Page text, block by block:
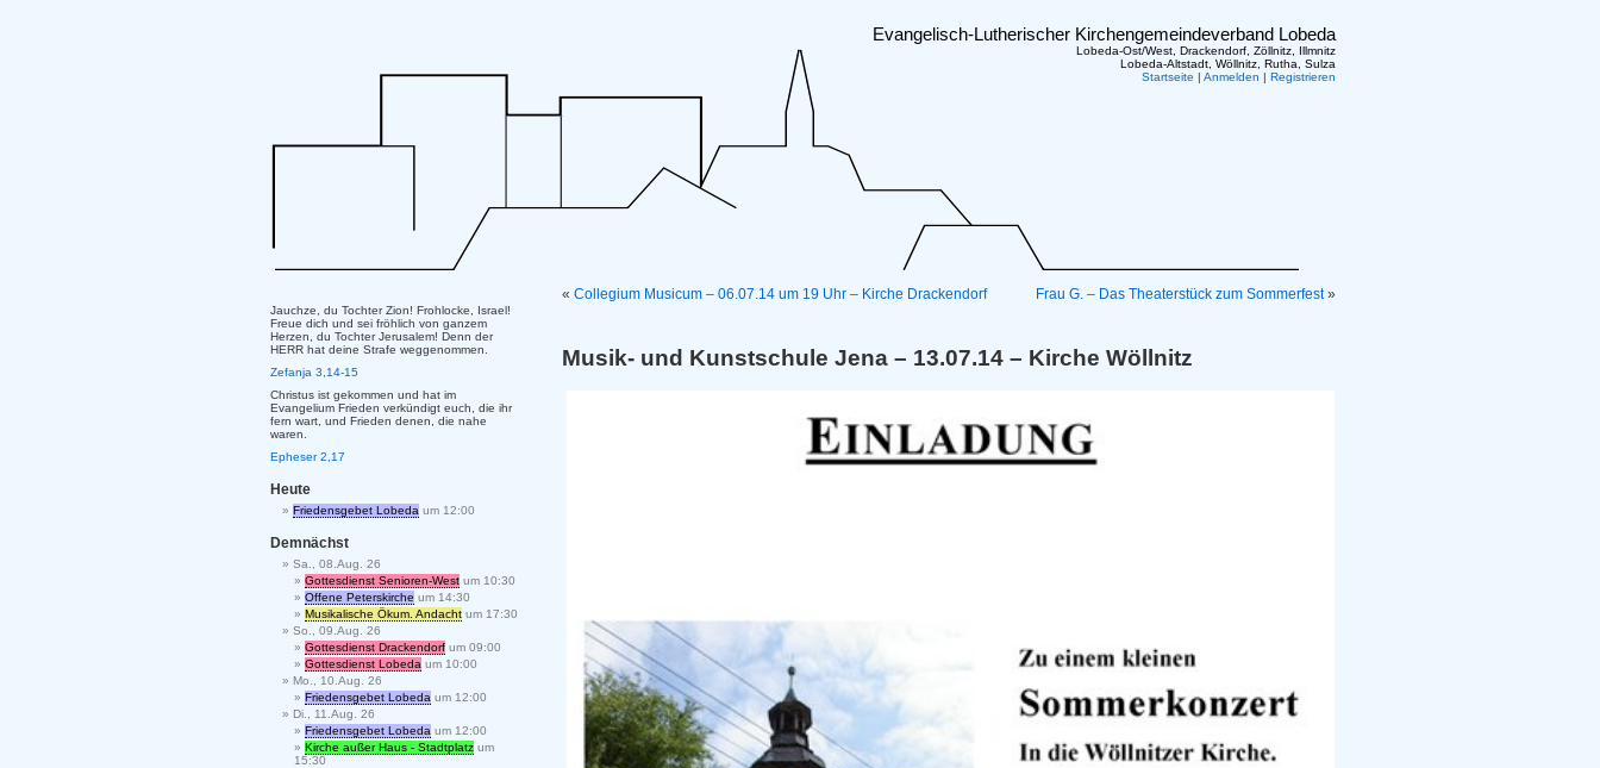
Evangelisch-Lutherischer Kirchengemeindeverband Lobeda
Lobeda-Ost/West, Drackendorf, Zöllnitz, Illmnitz
Lobeda-Altstadt, Wöllnitz, Rutha, Sulza
Startseite | Anmelden | Registrieren
« Collegium Musicum – 06.07.14 um 19 Uhr – Kirche Drackendorf Frau G. – Das Theaterstück zum Sommerfest»
Musik- und Kunstschule Jena – 13.07.14 – Kirche Wöllnitz
Jauchze, du Tochter Zion! Frohlocke, Israel!
Freue dich und sei fröhlich von ganzem
Herzen, du Tochter Jerusalem! Denn der
HERR hat deine Strafe weggenommen.
Zefanja 3,14-15
Christus ist gekommen und hat im
Evangelium Frieden verkündigt euch, die ihr
fern wart, und Frieden denen, die nahe
waren.
Epheser 2,17
Heute
Friedensgebet Lobeda um 12:00
Demnächst
Sa., 08.Aug. 26
Gottesdienst Senioren-West um 10:30
Offene Peterskirche um 14:30
Musikalische Ökum. Andacht um 17:30
So., 09.Aug. 26
Gottesdienst Drackendorf um 09:00
Gottesdienst Lobeda um 10:00
Mo., 10.Aug. 26
Friedensgebet Lobeda um 12:00
Di., 11.Aug. 26
Friedensgebet Lobeda um 12:00
Kirche außer Haus - Stadtplatz um
15:30